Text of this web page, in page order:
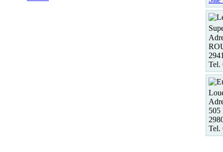
Tel.
Tel.